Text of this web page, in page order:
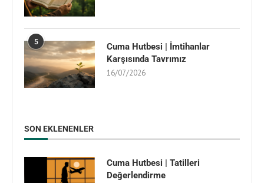
5
Cuma Hutbesi | İmtihanlar
Karşısında Tavrımız
16/07/2026
SON EKLENENLER
Cuma Hutbesi | Tatilleri
Değerlendirme